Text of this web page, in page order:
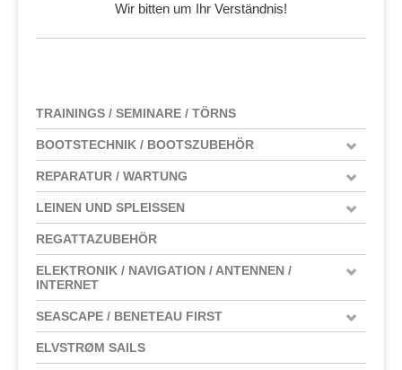
Wir bitten um Ihr Verständnis!
TRAININGS / SEMINARE / TÖRNS
BOOTSTECHNIK / BOOTSZUBEHÖR
REPARATUR / WARTUNG
LEINEN UND SPLEISSEN
REGATTAZUBEHÖR
ELEKTRONIK / NAVIGATION / ANTENNEN /
INTERNET
SEASCAPE / BENETEAU FIRST
ELVSTRØM SAILS